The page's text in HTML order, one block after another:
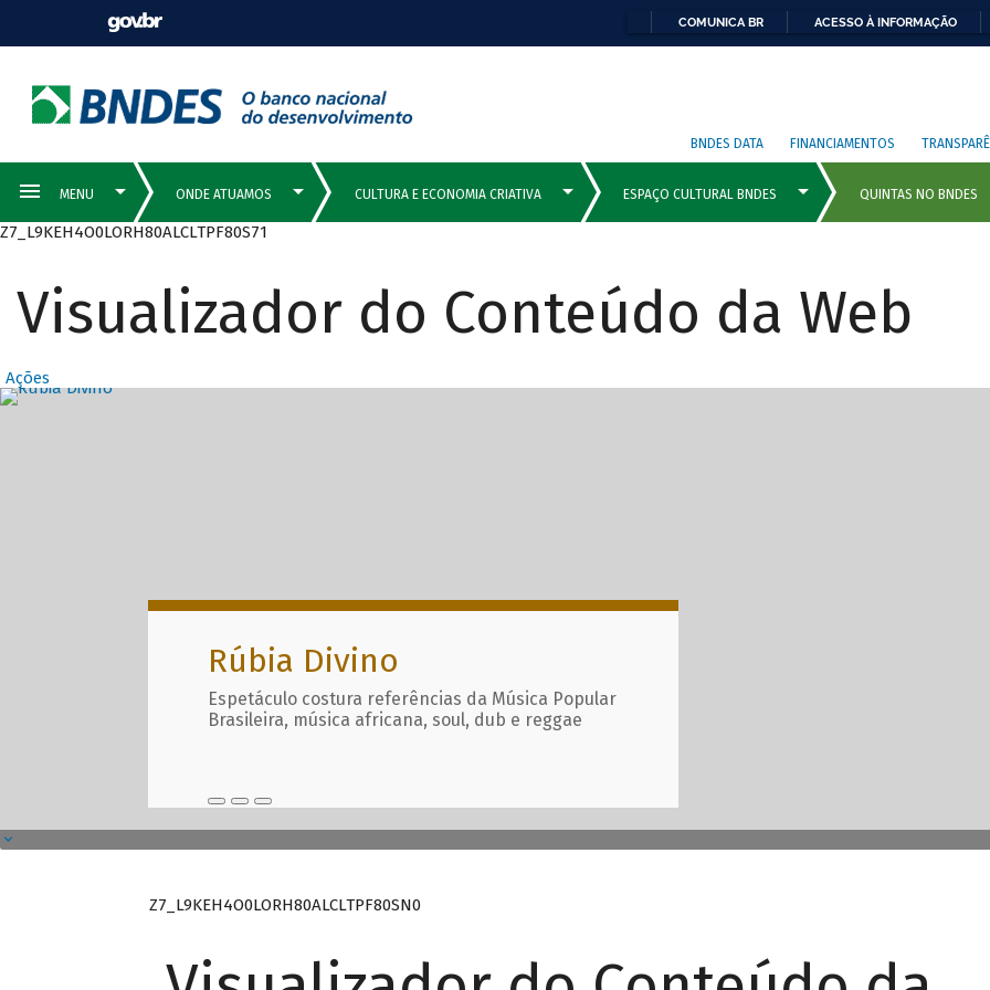
COMUNICA BR ACESSO À INFORMAÇÃO
BNDES DATA FINANCIAMENTOS
Z7_L9KEH4O0LORH80ALCLTPF80S71
Visualizador do Conteúdo da Web
Ações
Destaques Principais com
Rúbia Divino
Espetáculo costura referências da Música Popular
Brasileira, música africana, soul, dub e reggae
Z7_L9KEH4O0LORH80ALCLTPF80SN0